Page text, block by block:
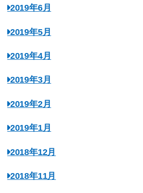
2019年6月
2019年5月
2019年4月
2019年3月
2019年2月
2019年1月
2018年12月
2018年11月